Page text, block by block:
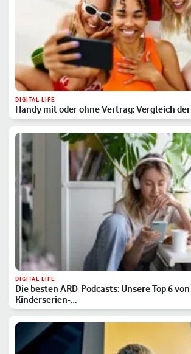
DIGITAL LIFE
Handy mit oder ohne Vertrag: Vergleich
DIGITAL LIFE
Die besten ARD-Podcasts: Unsere Top 6
Kinderserien-…